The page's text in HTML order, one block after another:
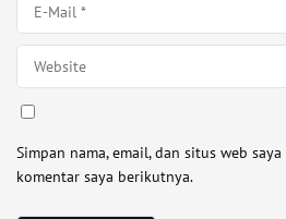
Simpan nama, email, dan situs web
komentar saya berikutnya.